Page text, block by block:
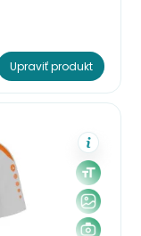
Upraviť produkt